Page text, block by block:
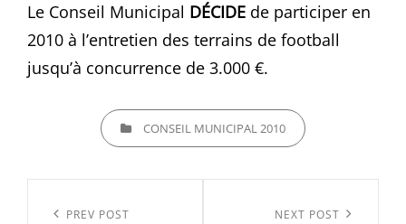
Le Conseil Municipal DÉCIDE de participer en
2010 à l’entretien des terrains de football
jusqu’à concurrence de 3.000 €.
CATEGORIESCONSEIL MUNICIPAL 2010
Previous
PREV POST NEXT POST